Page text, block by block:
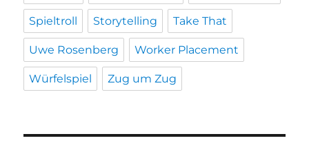
Spieltroll Storytelling Take That
Uwe Rosenberg Worker Placement
Würfelspiel Zug um Zug